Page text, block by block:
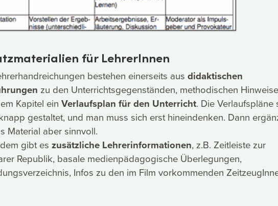
für LehrerInnen
bestehen einerseits aus didaktischen
zu den Unterrichtsgegenständen, methodischen
Kapitel ein Verlaufsplan für den Unterricht. Die Verlaufspläne
gestaltet, und man muss sich erst hineindenken. Dann
Material aber sinnvoll.
gibt es zusätzliche Lehrerinformationen, z.B. Zeitleiste zur
Republik, basale medienpädagogische Überlegungen,
Infos zu den im Film vorkommenden